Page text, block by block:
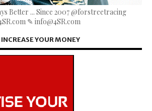
Better ... Since 2007 @forstreetracing
✎ info@4SR.com
YOUR MONEY